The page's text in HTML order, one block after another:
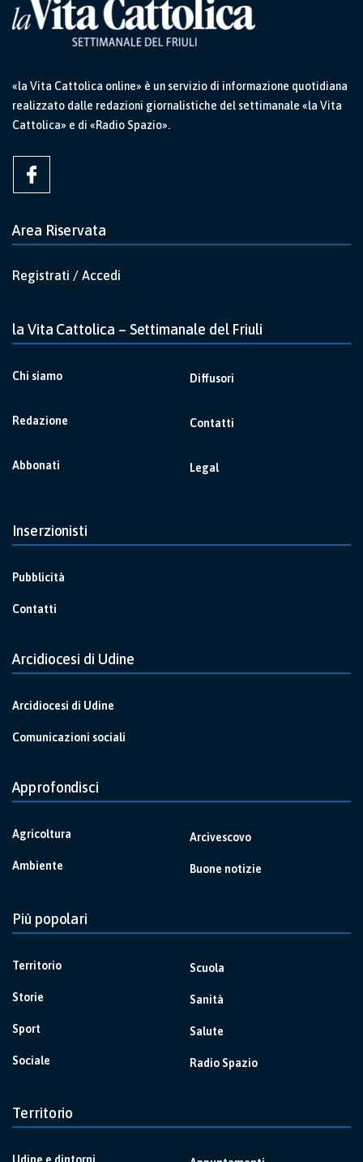
«la Vita Cattolica online» è un servizio di informazione quotidiana
realizzato dalle redazioni giornalistiche del settimanale «la Vita
Cattolica» e di «Radio Spazio».
Area Riservata
Registrati / Accedi
la Vita Cattolica – Settimanale del Friuli
Chi siamo
Redazione
Abbonati
Diffusori
Contatti
Legal
Inserzionisti
Pubblicità
Contatti
Arcidiocesi di Udine
Arcidiocesi di Udine
Comunicazioni sociali
Approfondisci
Agricoltura
Ambiente
Arcivescovo
Buone notizie
Più popolari
Territorio
Storie
Sport
Sociale
Scuola
Sanità
Salute
Radio Spazio
Territorio